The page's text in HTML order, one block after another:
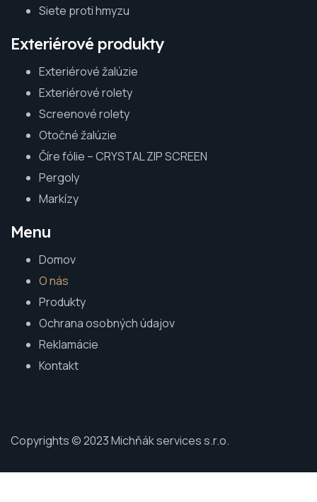
Siete proti hmyzu
Exteriérové produkty
Exteriérové žalúzie
Exteriérové rolety
Screenové rolety
Otočné žalúzie
Číre fólie – CRYSTAL ZIP SCREEN
Pergoly
Markízy
Menu
Domov
O nás
Produkty
Ochrana osobných údajov
Reklamácie
Kontakt
Copyrights © 2023 Michňák services s.r.o.